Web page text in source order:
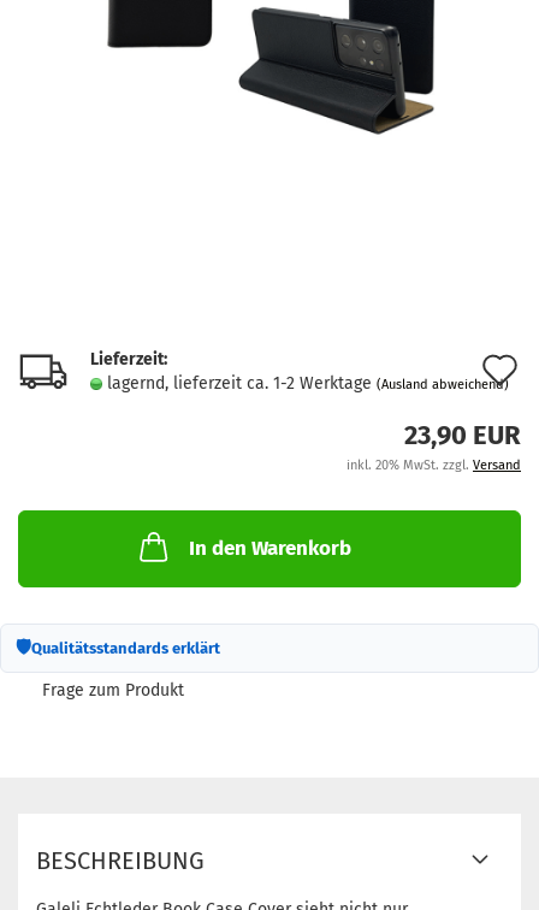
Lieferzeit:
lagernd, lieferzeit ca. 1-2 Werktage (Ausland abweichend)
23,90 EUR
inkl. 20% MwSt. zzgl. Versand
In den Warenkorb
🛡Qualitätsstandards erklärt
Frage zum Produkt
BESCHREIBUNG